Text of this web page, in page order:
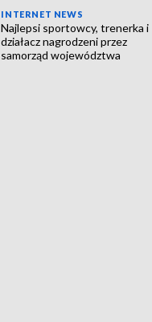
INTERNET NEWS
Najlepsi sportowcy, trenerka i
działacz nagrodzeni przez
samorząd województwa